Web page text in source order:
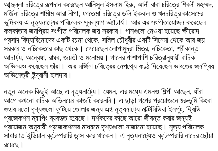
আব্দুল্লা চরিত্রে রূপদান করেছেন আনিসুল ইসলাম হিরু, আলী বাবা চরিত্রে শিবলী মহম্মদ,
মর্জিনা চরিত্রে শামীম আরা নীপা, ফাতেমা চরিত্রে ডলি ইকবাল ও খলচরিত্র কাসেমের
ভূমিকায় এ নৃত্যনাট্যের পরিচালক সুকল্যাণ ভট্টাচার্য। আর এর সংগীতায়োজন করেছেন
কলকাতার জনপ্রিয় সংগীত পরিচালক জয় সরকার। গানগুলো নেওয়া হয়েছে ক্ষীরোদ
প্রসাদ বিদ্যাবিনোদের একটি রচনা থেকে, সলিল চৌধুরীর একটি সিনেমা থেকে আর জয়
সরকার ও নচিকেতার কাছ থেকে। গেয়েছেন লোপামুদ্রা মিত্র, নচিকেতা, শ্রীকান্ত
আচার্য্য, অন্বেষা, রাঘব, জয়তী ও মনোময়। গানের পাশাপাশি চরিত্রানুযায়ী বাচিক
অভিনয়ও করেছেন তাঁরা। আর মর্জিনা চরিত্রের নেপথ্যে কণ্ঠ দিয়েছেন ভারতের জনপ্রিয়
অভিনেত্রী ইন্দ্রানী হালদার।
নতুন অনেক কিছুই আছে এ নৃত্যনাট্যে। যেমন, এর মধ্যে এমনও শিল্পী আছেন, যাঁরা
আগে কখনো বাচিক অভিনয়ের কাজটি করেননি। এ ছাড়া গল্পের প্রয়োজনে মরুভূমি কিংবা
গুহার মতো দৃশ্যগুলো ফুটিয়ে তোলার জন্য এই নৃত্যনাট্যে মাল্টিমিডিয়া ইনপুট, থ্রিডি
প্রজেকশন ম্যাপিং ব্যবহৃত হয়েছে। দর্শকদের কাছে আরো জীবন্ত করার জন্যই
প্রয়োজন অনুযায়ী প্রজেকশনের মাধ্যমে দৃশ্যগুলো সাজানো হয়েছে। নৃত্য পরিচালক
সাধারণত ইন্ডিয়ান কন্টেম্পরারি ডান্স করে থাকেন। এ নৃত্যনাট্যেও কন্টেম্পরারি নাচের ছোঁয়া
রয়েছে।